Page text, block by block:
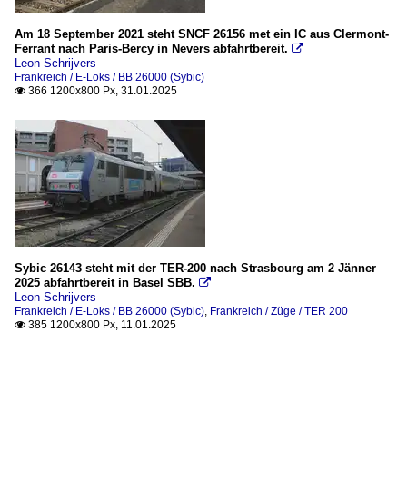
Am 18 September 2021 steht SNCF 26156 met ein IC aus Clermont-
Ferrant nach Paris-Bercy in Nevers abfahrtbereit. 
Leon Schrijvers
Frankreich / E-Loks / BB 26000 (Sybic)
 366 1200x800 Px, 31.01.2025
Sybic 26143 steht mit der TER-200 nach Strasbourg am 2 Jänner
2025 abfahrtbereit in Basel SBB. 
Leon Schrijvers
Frankreich / E-Loks / BB 26000 (Sybic), Frankreich / Züge / TER 200
 385 1200x800 Px, 11.01.2025